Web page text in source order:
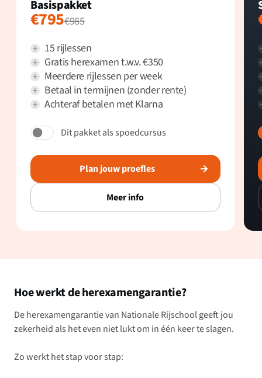
Basispakket
€795€985
15 rijlessen
Gratis herexamen t.w.v. €350
Meerdere rijlessen per week
Betaal in termijnen (zonder rente)
Achteraf betalen met Klarna
Dit pakket als spoedcursus
Plan jouw proefles
Meer info
Hoe werkt de herexamengarantie?
De herexamengarantie van Nationale Rijschool geeft jou
zekerheid als het even niet lukt om in één keer te slagen.
Zo werkt het stap voor stap: